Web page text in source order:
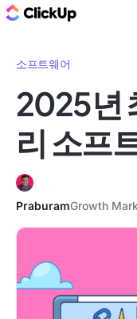
소프트웨어
2025년
리 소프
PraburamGrowth